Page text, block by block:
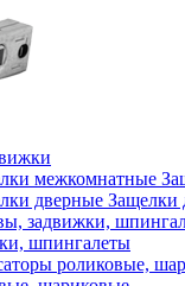
Защелки
шпингалеты